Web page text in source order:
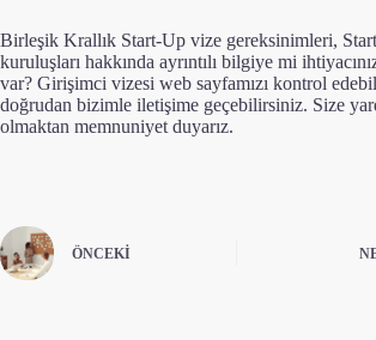
Birleşik Krallık Start-Up vize gereksinimleri,
kuruluşları hakkında ayrıntılı bilgiye mi
var? Girişimci vizesi web sayfamızı kontrol
doğrudan bizimle iletişime geçebilirsiniz. Size
olmaktan memnuniyet duyarız.
ÖNCEKI